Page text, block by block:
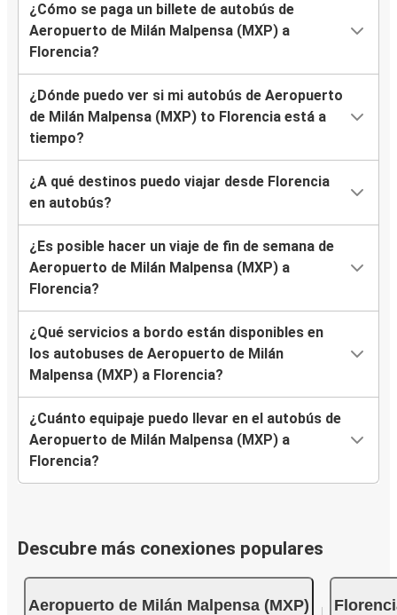
¿Cómo se paga un billete de autobús de
Aeropuerto de Milán Malpensa (MXP) a
Florencia?
¿Dónde puedo ver si mi autobús de Aeropuerto
de Milán Malpensa (MXP) to Florencia está a
tiempo?
¿A qué destinos puedo viajar desde Florencia
en autobús?
¿Es posible hacer un viaje de fin de semana de
Aeropuerto de Milán Malpensa (MXP) a
Florencia?
¿Qué servicios a bordo están disponibles en
los autobuses de Aeropuerto de Milán
Malpensa (MXP) a Florencia?
¿Cuánto equipaje puedo llevar en el autobús de
Aeropuerto de Milán Malpensa (MXP) a
Florencia?
Descubre más conexiones populares
Aeropuerto de Milán Malpensa (MXP)